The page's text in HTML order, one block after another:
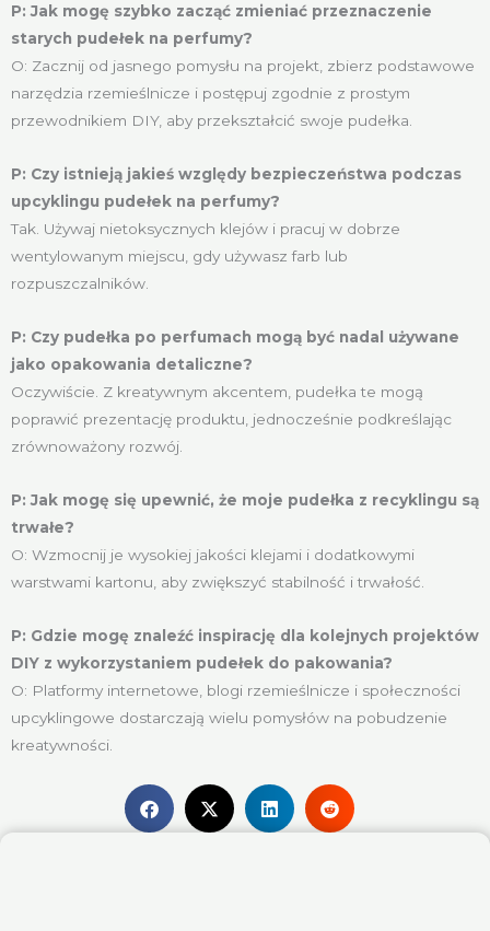
P: Jak mogę szybko zacząć zmieniać przeznaczenie
starych pudełek na perfumy?
O: Zacznij od jasnego pomysłu na projekt, zbierz podstawowe
narzędzia rzemieślnicze i postępuj zgodnie z prostym
przewodnikiem DIY, aby przekształcić swoje pudełka.
P: Czy istnieją jakieś względy bezpieczeństwa podczas
upcyklingu pudełek na perfumy?
Tak. Używaj nietoksycznych klejów i pracuj w dobrze
wentylowanym miejscu, gdy używasz farb lub
rozpuszczalników.
P: Czy pudełka po perfumach mogą być nadal używane
jako opakowania detaliczne?
Oczywiście. Z kreatywnym akcentem, pudełka te mogą
poprawić prezentację produktu, jednocześnie podkreślając
zrównoważony rozwój.
P: Jak mogę się upewnić, że moje pudełka z recyklingu są
trwałe?
O: Wzmocnij je wysokiej jakości klejami i dodatkowymi
warstwami kartonu, aby zwiększyć stabilność i trwałość.
P: Gdzie mogę znaleźć inspirację dla kolejnych projektów
DIY z wykorzystaniem pudełek do pakowania?
O: Platformy internetowe, blogi rzemieślnicze i społeczności
upcyklingowe dostarczają wielu pomysłów na pobudzenie
kreatywności.